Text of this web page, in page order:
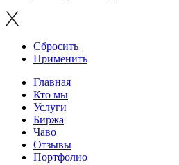
Сбросить
Применить
Главная
Кто мы
Услуги
Биржа
Чаво
Отзывы
Портфолио